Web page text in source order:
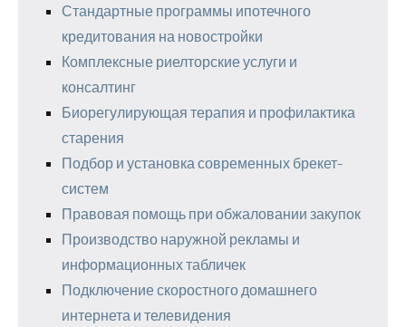
Стандартные программы ипотечного
кредитования на новостройки
Комплексные риелторские услуги и
консалтинг
Биорегулирующая терапия и профилактика
старения
Подбор и установка современных брекет-
систем
Правовая помощь при обжаловании закупок
Производство наружной рекламы и
информационных табличек
Подключение скоростного домашнего
интернета и телевидения